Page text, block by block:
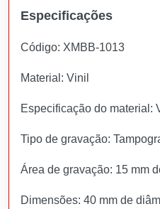
Especificações
Código: XMBB-1013
Material: Vinil
Especificação do material:
Tipo de gravação:
Área de gravação: 15 mm
Dimensões: 40 mm de